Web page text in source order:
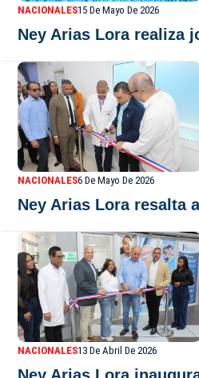
NACIONALES15 De Mayo De 2026
Ney Arias Lora realiza
NACIONALES6 De Mayo De 2026
Ney Arias Lora resalta
NACIONALES13 De Abril De 2026